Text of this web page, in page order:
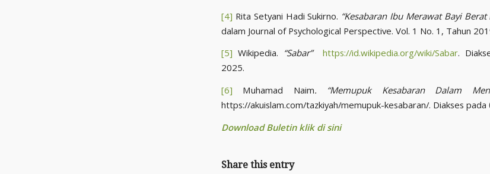
[4] Rita Setyani Hadi Sukirno. “Kesabaran Ibu Merawat Bayi Berat
dalam Journal of Psychological Perspective. Vol. 1 No. 1, Tahun
[5] Wikipedia. “Sabar” https://id.wikipedia.org/wiki/Sabar.
2025.
[6] Muhamad Naim. “Memupuk Kesabaran Dalam
https://akuislam.com/tazkiyah/memupuk-kesabaran/. Diakses
Download Buletin klik di sini
Share this entry